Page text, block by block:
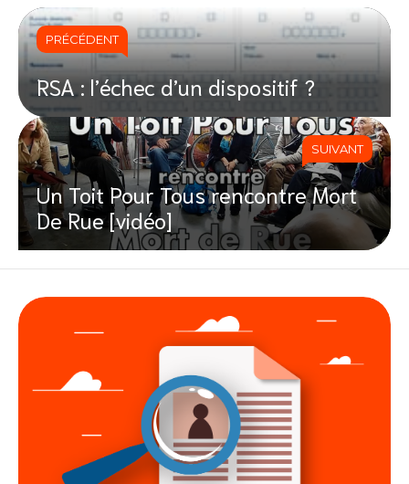
PRÉCÉDENT
RSA : l’échec d’un dispositif ?
SUIVANT
Un Toit Pour Tous rencontre Mort
De Rue [vidéo]